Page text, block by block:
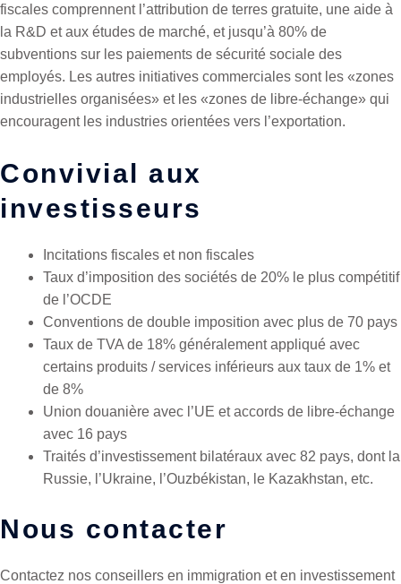
fiscales comprennent l’attribution de terres gratuite, une aide à
la R&D et aux études de marché, et jusqu’à 80% de
subventions sur les paiements de sécurité sociale des
employés. Les autres initiatives commerciales sont les «zones
industrielles organisées» et les «zones de libre-échange» qui
encouragent les industries orientées vers l’exportation.
Convivial aux
investisseurs
Incitations fiscales et non fiscales
Taux d’imposition des sociétés de 20% le plus compétitif
de l’OCDE
Conventions de double imposition avec plus de 70 pays
Taux de TVA de 18% généralement appliqué avec
certains produits / services inférieurs aux taux de 1% et
de 8%
Union douanière avec l’UE et accords de libre-échange
avec 16 pays
Traités d’investissement bilatéraux avec 82 pays, dont la
Russie, l’Ukraine, l’Ouzbékistan, le Kazakhstan, etc.
Nous contacter
Contactez nos conseillers en immigration et en investissement